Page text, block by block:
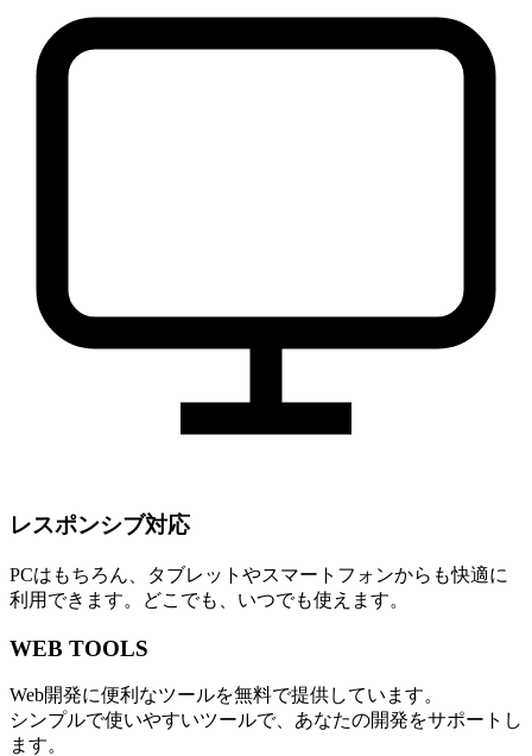
レスポンシブ対応
PCはもちろん、タブレットやスマートフォンからも快適に
利用できます。どこでも、いつでも使えます。
WEB TOOLS
Web開発に便利なツールを無料で提供しています。
シンプルで使いやすいツールで、あなたの開発をサポートし
ます。